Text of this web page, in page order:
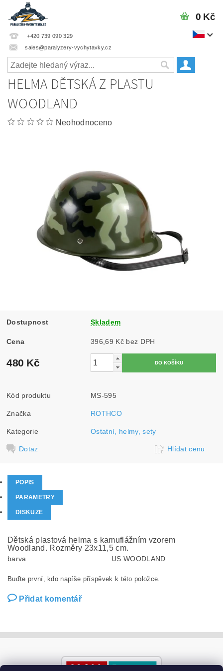
+420 739 090 329
sales@paralyzery-vychytavky.cz
0 Kč
HELMA DĚTSKÁ Z PLASTU
WOODLAND
Neohodnoceno
Dostupnost Skladem
Cena 396,69 Kč bez DPH
480 Kč
Kód produktu MS-595
Značka ROTHCO
Kategorie Ostatní, helmy, sety
Dotaz Hlídat cenu
POPIS
PARAMETRY
DISKUZE
Dětská plastová helma s kamuflážním vzorem
Woodland. Rozměry 23x11,5 cm.
barva US WOODLAND
Buďte první, kdo napíše příspěvek k této položce.
Přidat komentář